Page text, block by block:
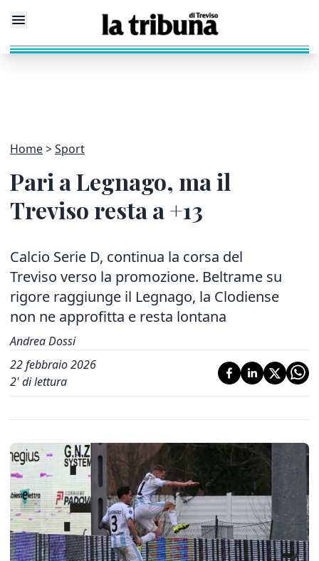
Home Sport
Pari a Legnago, ma il
Treviso resta a +13
Calcio Serie D, continua la corsa del
Treviso verso la promozione. Beltrame su
rigore raggiunge il Legnago, la Clodiense
non ne approfitta e resta lontana
Andrea Dossi
22 febbraio 2026
2' di lettura